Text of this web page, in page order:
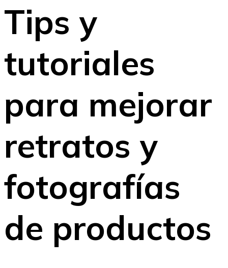
Tips y
tutoriales
para mejorar
retratos y
fotografías
de productos